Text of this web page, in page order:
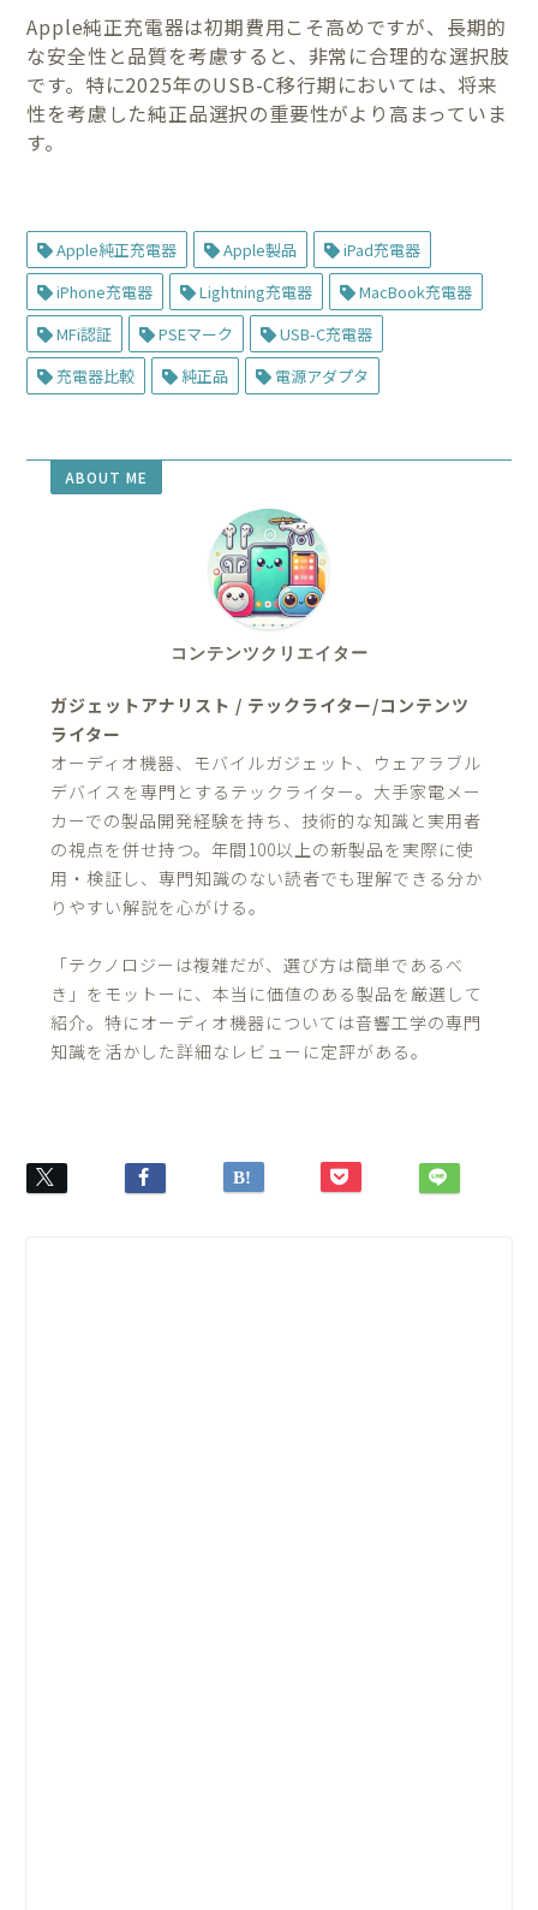
Apple純正充電器は初期費用こそ高めですが、長期的
な安全性と品質を考慮すると、非常に合理的な選択肢
です。特に2025年のUSB-C移行期においては、将来
性を考慮した純正品選択の重要性がより高まっていま
す。
Apple純正充電器 Apple製品
iPad充電器
iPhone充電器
Lightning充電器
MacBook充電器
MFi認証
PSEマーク
USB-C充電器
充電器比較
純正品 電源アダプタ
ABOUT ME
コンテンツクリエイター
ガジェットアナリスト / テックライター/コンテンツ
ライター
オーディオ機器、モバイルガジェット、ウェアラブル
デバイスを専門とするテックライター。大手家電メー
カーでの製品開発経験を持ち、技術的な知識と実用者
の視点を併せ持つ。年間100以上の新製品を実際に使
用・検証し、専門知識のない読者でも理解できる分か
りやすい解説を心がける。
「テクノロジーは複雑だが、選び方は簡単であるべ
き」をモットーに、本当に価値のある製品を厳選して
紹介。特にオーディオ機器については音響工学の専門
知識を活かした詳細なレビューに定評がある。